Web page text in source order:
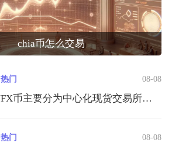
chia币怎么交易
热门 08-08
YFX币主要分为中心化现货交易所与去中心化链上兑换两种交易渠...
热门 08-08